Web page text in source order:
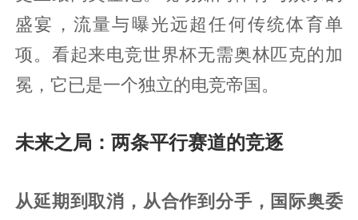
盛宴，流量与曝光远超任何传统体育单
项。看起来电竞世界杯无需奥林匹克的加
冕，它已是一个独立的电竞帝国。
未来之局：两条平行赛道的竞逐
从延期到取消，从合作到分手，国际奥委